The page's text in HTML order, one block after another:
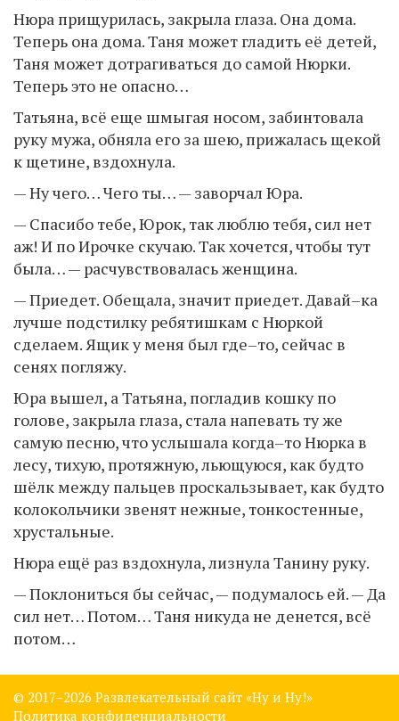
Нюра прищурилась, закрыла глаза. Она дома.
Теперь она дома. Таня может гладить её детей,
Таня может дотрагиваться до самой Нюрки.
Теперь это не опасно…
Татьяна, всё еще шмыгая носом, забинтовала
руку мужа, обняла его за шею, прижалась щекой
к щетине, вздохнула.
— Ну чего… Чего ты… — заворчал Юра.
— Спасибо тебе, Юрок, так люблю тебя, сил нет
аж! И по Ирочке скучаю. Так хочется, чтобы тут
была… — расчувствовалась женщина.
— Приедет. Обещала, значит приедет. Давай–ка
лучше подстилку ребятишкам с Нюркой
сделаем. Ящик у меня был где–то, сейчас в
сенях погляжу.
Юра вышел, а Татьяна, погладив кошку по
голове, закрыла глаза, стала напевать ту же
самую песню, что услышала когда–то Нюрка в
лесу, тихую, протяжную, льющуюся, как будто
шёлк между пальцев проскальзывает, как будто
колокольчики звенят нежные, тонкостенные,
хрустальные.
Нюра ещё раз вздохнула, лизнула Танину руку.
— Поклониться бы сейчас, — подумалось ей. — Да
сил нет… Потом… Таня никуда не денется, всё
потом…
© 2017–2026 Развлекательный сайт «Ну и Ну!»
Политика конфиденциальности